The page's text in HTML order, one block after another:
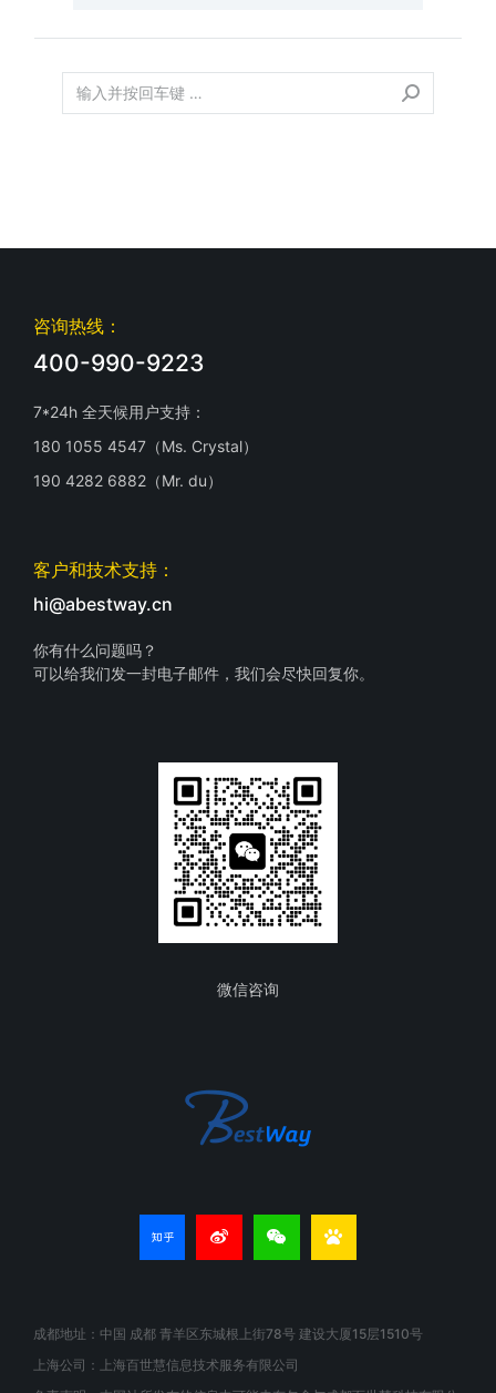
咨询热线：
400-990-9223
7*24h 全天候用户支持：
180 1055 4547（Ms. Crystal）
190 4282 6882（Mr. du）
客户和技术支持：
hi@abestway.cn
你有什么问题吗？
可以给我们发一封电子邮件，我们会尽快回复你。
微信咨询
成都地址：中国 成都 青羊区东城根上街78号 建设大厦15层1510号
上海公司：上海百世慧信息技术服务有限公司